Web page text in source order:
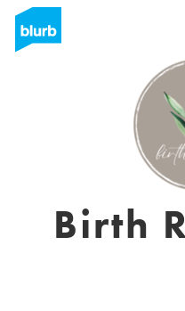
Birth